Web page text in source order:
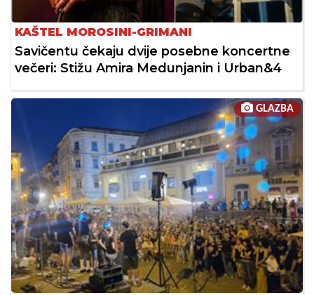
KAŠTEL MOROSINI-GRIMANI
Savičentu čekaju dvije posebne koncertne
večeri: Stižu Amira Medunjanin i Urban&4
GLAZBA